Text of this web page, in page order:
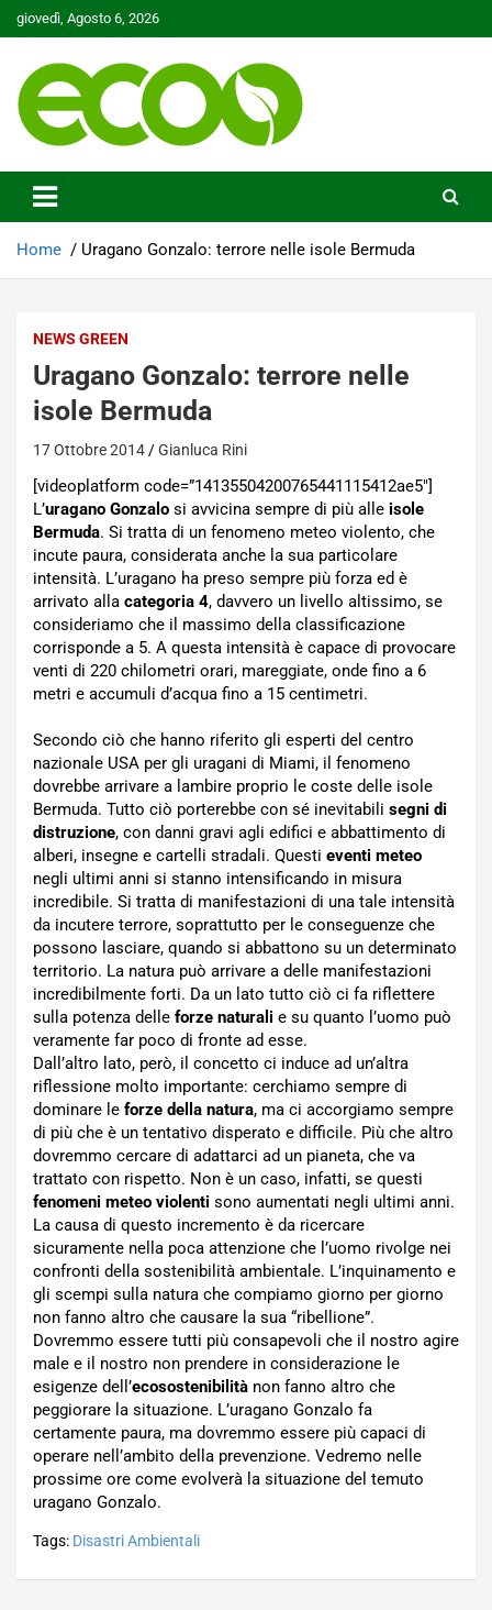
Skip
to
giovedì, Agosto 6, 2026
Ecoo.it
Home Uragano Gonzalo: terrore nelle isole Bermuda
NEWS GREEN
Uragano Gonzalo: terrore nelle
isole Bermuda
17 Ottobre 2014 Gianluca Rini
[videoplatform code=”14135504200765441115412ae5″]
L’uragano Gonzalo si avvicina sempre di più alle isole
Bermuda. Si tratta di un fenomeno meteo violento, che
incute paura, considerata anche la sua particolare
intensità. L’uragano ha preso sempre più forza ed è
arrivato alla categoria 4, davvero un livello altissimo, se
consideriamo che il massimo della classificazione
corrisponde a 5. A questa intensità è capace di provocare
venti di 220 chilometri orari, mareggiate, onde fino a 6
metri e accumuli d’acqua fino a 15 centimetri.
Secondo ciò che hanno riferito gli esperti del centro
nazionale USA per gli uragani di Miami, il fenomeno
dovrebbe arrivare a lambire proprio le coste delle isole
Bermuda. Tutto ciò porterebbe con sé inevitabili segni di
distruzione, con danni gravi agli edifici e abbattimento di
alberi, insegne e cartelli stradali. Questi eventi meteo
negli ultimi anni si stanno intensificando in misura
incredibile. Si tratta di manifestazioni di una tale intensità
da incutere terrore, soprattutto per le conseguenze che
possono lasciare, quando si abbattono su un determinato
territorio. La natura può arrivare a delle manifestazioni
incredibilmente forti. Da un lato tutto ciò ci fa riflettere
sulla potenza delle forze naturali e su quanto l’uomo può
veramente far poco di fronte ad esse.
Dall’altro lato, però, il concetto ci induce ad un’altra
riflessione molto importante: cerchiamo sempre di
dominare le forze della natura, ma ci accorgiamo sempre
di più che è un tentativo disperato e difficile. Più che altro
dovremmo cercare di adattarci ad un pianeta, che va
trattato con rispetto. Non è un caso, infatti, se questi
fenomeni meteo violenti sono aumentati negli ultimi anni.
La causa di questo incremento è da ricercare
sicuramente nella poca attenzione che l’uomo rivolge nei
confronti della sostenibilità ambientale. L’inquinamento e
gli scempi sulla natura che compiamo giorno per giorno
non fanno altro che causare la sua “ribellione”.
Dovremmo essere tutti più consapevoli che il nostro agire
male e il nostro non prendere in considerazione le
esigenze dell’ecosostenibilità non fanno altro che
peggiorare la situazione. L’uragano Gonzalo fa
certamente paura, ma dovremmo essere più capaci di
operare nell’ambito della prevenzione. Vedremo nelle
prossime ore come evolverà la situazione del temuto
uragano Gonzalo.
Tags: Disastri Ambientali